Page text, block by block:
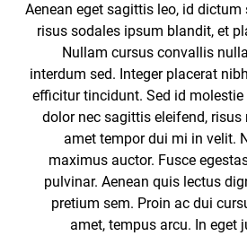
Aenean eget sagittis leo, id
risus sodales ipsum blandit, et
Nullam cursus convallis
interdum sed. Integer placerat
efficitur tincidunt. Sed id
dolor nec sagittis eleifend, risus
amet tempor dui mi in velit.
maximus auctor. Fusce
pulvinar. Aenean quis lectus
pretium sem. Proin ac dui
amet, tempus arcu. In eget